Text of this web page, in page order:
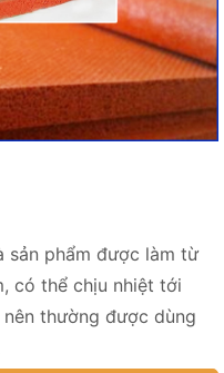
sản phẩm được làm từ
có thể chịu nhiệt tới
thường được dùng